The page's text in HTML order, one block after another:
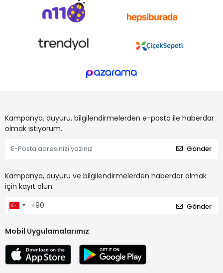
Kampanya, duyuru, bilgilendirmelerden e-posta ile haberdar
olmak istiyorum.
Gönder
Kampanya, duyuru ve bilgilendirmelerden haberdar olmak
için kayıt olun.
Gönder
Mobil Uygulamalarımız